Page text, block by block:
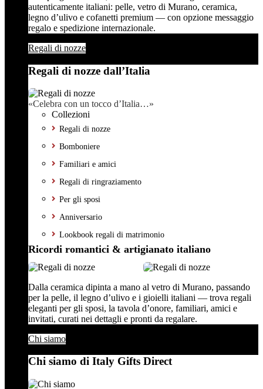
autenticamente italiani: pelle, vetro di Murano, ceramica,
legno d’ulivo e cofanetti premium — con opzione messaggio
regalo e spedizione internazionale.
Regali di nozze
Regali di nozze dall’Italia
«Celebra con un tocco d’Italia…»
Collezioni
Regali di nozze
Bomboniere
Familiari e amici
Regali di ringraziamento
Per gli sposi
Anniversario
Lookbook regali di matrimonio
Ricordi romantici & artigianato italiano
Dalla ceramica dipinta a mano al vetro di Murano, passando
per la pelle, il legno d’ulivo e i gioielli italiani — trova regali
eleganti per gli sposi, la tavola d’onore, familiari, amici e
invitati, curati nei dettagli e pronti da regalare.
Chi siamo
Chi siamo di Italy Gifts Direct